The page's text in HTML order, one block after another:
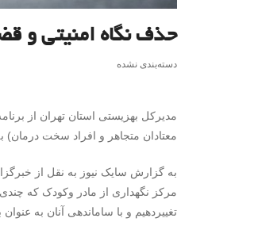
حذف نگاه امنیتی و
دسته‌بندی نشده
معتادان متجاهر و افراد سخت درمان) به سمت مراکز ماده ۱۵ با هدف ارتقای
به گزارش سایک نیوز به نقل از
مرکز نگهداری از مادر وکودک که
تغییردهیم و با ساماندهی آنان به عنوان